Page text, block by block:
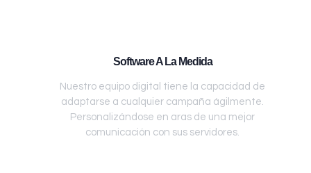
Software A La Medida
Nuestro equipo digital tiene la capacidad de
adaptarse a cualquier campaña ágilmente.
Personalizándose en aras de una mejor
comunicación con sus servidores.